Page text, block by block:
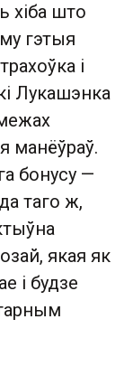
хіба што
гэтыя
і
Лукашэнка
манёўраў.
бонусу —
таго ж,
якая як
і будзе